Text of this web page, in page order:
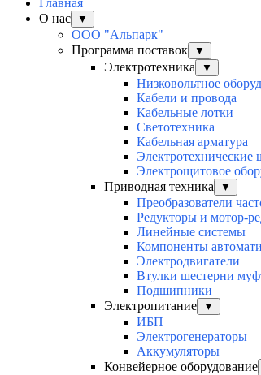
Главная
О нас
▼
ООО "Альпарк"
Программа поставок
▼
Электротехника ▼
Низковольтное
Кабели и провода
Кабельные лотки
Светотехника
Кабельная арматура
Электрощитовое
Приводная техника
▼
Преобразователи
Редукторы и мотор-
Линейные системы
Компоненты
Электродвигатели
Втулки шестерни
Подшипники
Электропитание
▼
ИБП
Электрогенераторы
Аккумуляторы
Конвейерное оборудование